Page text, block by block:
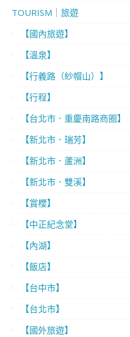
TOURISM｜旅遊
【國內旅遊】
【溫泉】
【行義路（紗帽山）】
【行程】
【台北市．重慶南路商圈】
【新北市．瑞芳】
【新北市．蘆洲】
【新北市．雙溪】
【賞櫻】
【中正紀念堂】
【內湖】
【飯店】
【台中市】
【台北市】
【國外旅遊】